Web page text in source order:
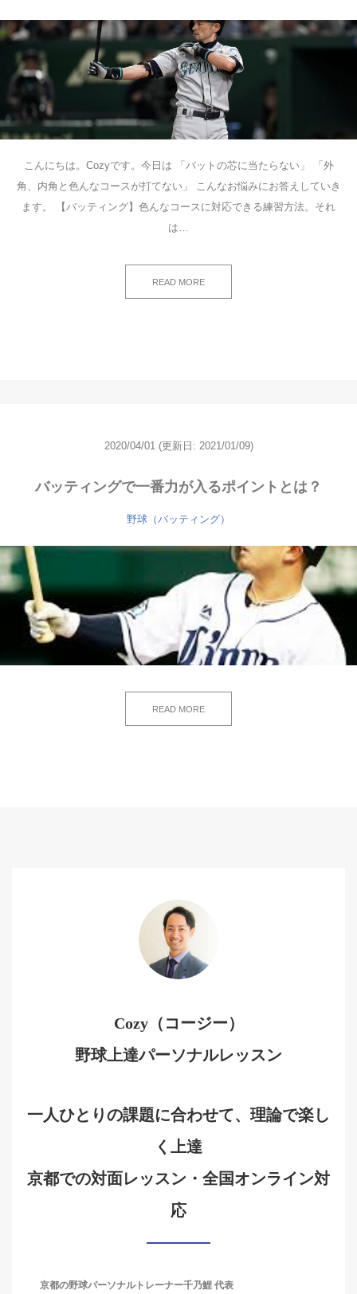
こんにちは。Cozyです。今日は 「バットの芯に当たらない」 「外
角、内角と色んなコースが打てない」 こんなお悩みにお答えしていき
ます。 【バッティング】色んなコースに対応できる練習方法。それ
は…
READ MORE
2020/04/01 (更新日: 2021/01/09)
バッティングで一番力が入るポイントとは？
野球（バッティング）
READ MORE
Cozy（コージー）
野球上達パーソナルレッスン
一人ひとりの課題に合わせて、理論で楽し
く上達
京都での対面レッスン・全国オンライン対
応
京都の野球パーソナルトレーナー千乃鯉 代表